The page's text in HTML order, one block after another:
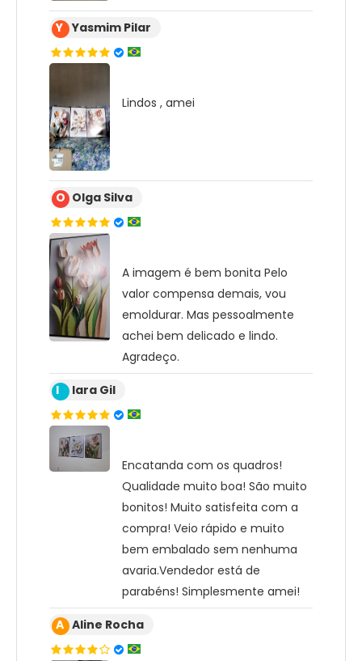
Y Yasmim Pilar
Lindos , amei
O Olga Silva
A imagem é bem bonita Pelo
valor compensa demais, vou
emoldurar. Mas pessoalmente
achei bem delicado e lindo.
Agradeço.
I Iara Gil
Encatanda com os quadros!
Qualidade muito boa! São muito
bonitos! Muito satisfeita com a
compra! Veio rápido e muito
bem embalado sem nenhuma
avaria.Vendedor está de
parabéns! Simplesmente amei!
A Aline Rocha